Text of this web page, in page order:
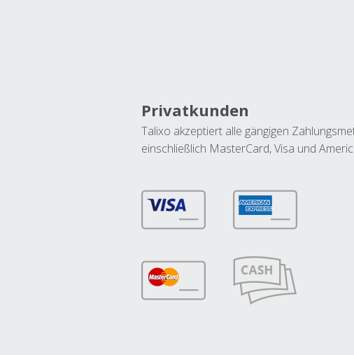
Privatkunden
Talixo akzeptiert alle gängigen
einschließlich MasterCard, Visa und